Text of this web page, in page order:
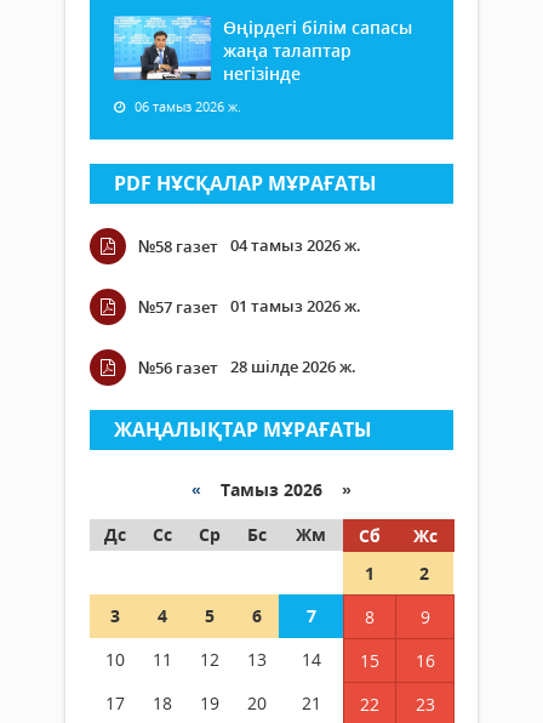
Өңірдегі білім сапасы
жаңа талаптар
негізінде
06 тамыз 2026 ж.
PDF НҰСҚАЛАР МҰРАҒАТЫ
№58 газет 04 тамыз 2026 ж.
№57 газет 01 тамыз 2026 ж.
№56 газет 28 шілде 2026 ж.
ЖАҢАЛЫҚТАР МҰРАҒАТЫ
« Тамыз 2026 »
Дс
Сс Ср Бс Жм Сб
Жс
1
2
3
4 5 6 7 8
9
10
11 12 13 14 15
16
17
18 19 20 21 22
23